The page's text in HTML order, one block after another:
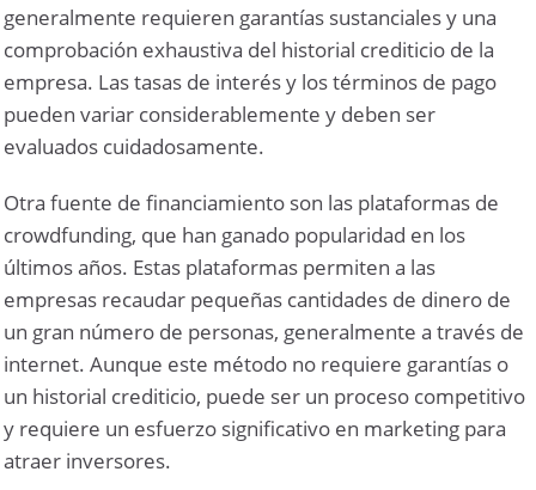
generalmente requieren garantías sustanciales y una
comprobación exhaustiva del historial crediticio de la
empresa. Las tasas de interés y los términos de pago
pueden variar considerablemente y deben ser
evaluados cuidadosamente.
Otra fuente de financiamiento son las plataformas de
crowdfunding, que han ganado popularidad en los
últimos años. Estas plataformas permiten a las
empresas recaudar pequeñas cantidades de dinero de
un gran número de personas, generalmente a través de
internet. Aunque este método no requiere garantías o
un historial crediticio, puede ser un proceso competitivo
y requiere un esfuerzo significativo en marketing para
atraer inversores.